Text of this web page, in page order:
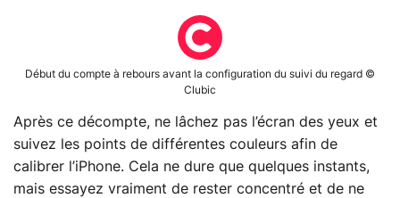
Début du compte à rebours avant la configuration du suivi du regard ©
Clubic
Après ce décompte, ne lâchez pas l’écran des yeux et
suivez les points de différentes couleurs afin de
calibrer l’iPhone. Cela ne dure que quelques instants,
mais essayez vraiment de rester concentré et de ne